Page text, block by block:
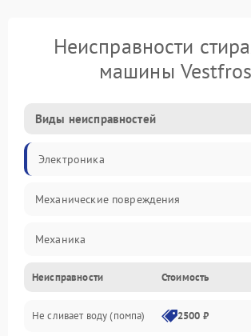
Неисправности
машины
Виды неисправностей
Электроника
Механические повреждения
Механика
Электропитание
Водоснабжение
Неисправности Стоимость
Не сливает воду (помпа) 2500 ₽